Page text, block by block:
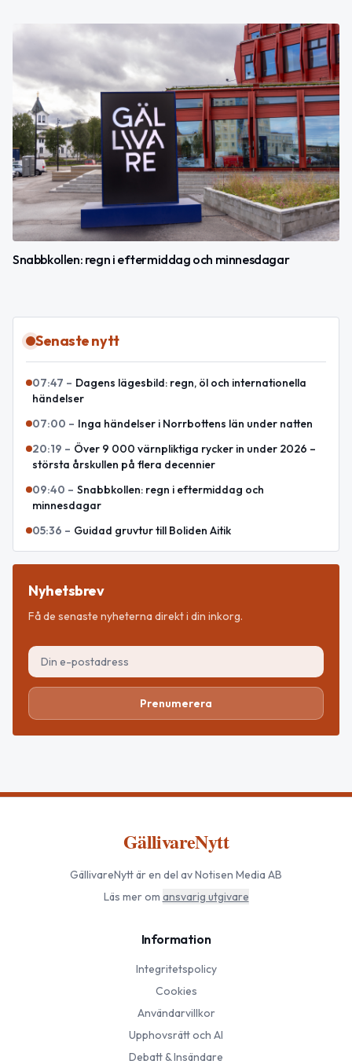
Snabbkollen: regn i eftermiddag och minnesdagar
Senaste nytt
07:47 – Dagens lägesbild: regn, öl och internationella
händelser
07:00 – Inga händelser i Norrbottens län under natten
20:19 – Över 9 000 värnpliktiga rycker in under 2026 –
största årskullen på flera decennier
09:40 – Snabbkollen: regn i eftermiddag och
minnesdagar
05:36 – Guidad gruvtur till Boliden Aitik
Nyhetsbrev
Få de senaste nyheterna direkt i din inkorg.
Prenumerera
GällivareNytt
GällivareNyttär en del av Notisen Media AB
Läs mer om ansvarig utgivare
Information
Integritetspolicy
Cookies
Användarvillkor
Upphovsrätt och AI
Debatt & Insändare